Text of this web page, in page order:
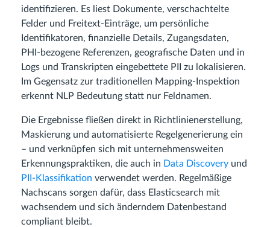
identifizieren. Es liest Dokumente, verschachtelte
Felder und Freitext-Einträge, um persönliche
Identifikatoren, finanzielle Details, Zugangsdaten,
PHI-bezogene Referenzen, geografische Daten und in
Logs und Transkripten eingebettete PII zu lokalisieren.
Im Gegensatz zur traditionellen Mapping-Inspektion
erkennt NLP Bedeutung statt nur Feldnamen.
Die Ergebnisse fließen direkt in Richtlinienerstellung,
Maskierung und automatisierte Regelgenerierung ein
– und verknüpfen sich mit unternehmensweiten
Erkennungspraktiken, die auch in Data Discovery und
PII-Klassifikation verwendet werden. Regelmäßige
Nachscans sorgen dafür, dass Elasticsearch mit
wachsendem und sich änderndem Datenbestand
compliant bleibt.